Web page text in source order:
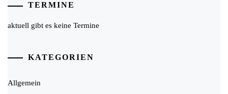
TERMINE
aktuell gibt es keine Termine
KATEGORIEN
Allgemein